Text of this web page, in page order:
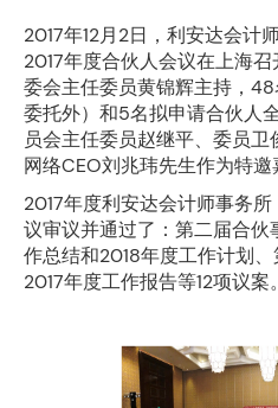
2017年12月2日，利安达会计
2017年度合伙人会议在上海
委会主任委员黄锦辉主持，
委托外）和5名拟申请合伙人
员会主任委员赵继平、委员
网络CEO刘兆玮先生作为特邀
2017年度利安达会计师事务
议审议并通过了：第二届合
作总结和2018年度工作计划
2017年度工作报告等12项议案。